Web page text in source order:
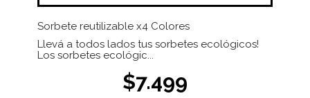
Sorbete reutilizable x4 Colores
Llevá a todos lados tus sorbetes ecológicos!
Los sorbetes ecológic...
$7.499